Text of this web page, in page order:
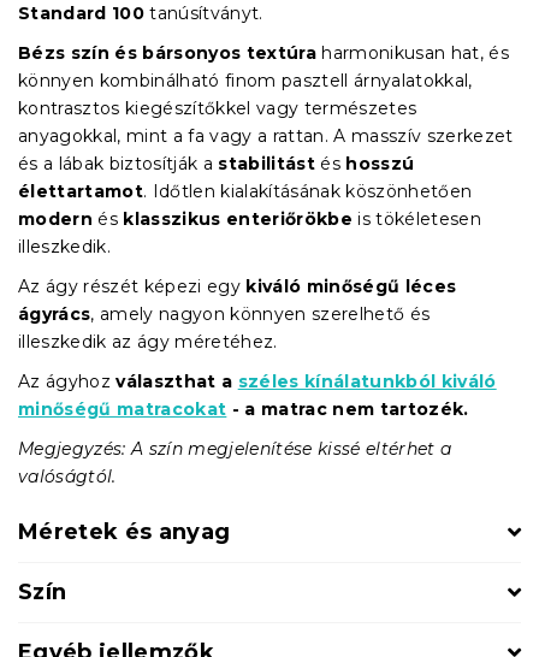
Standard 100 tanúsítványt.
Bézs szín és bársonyos textúra harmonikusan hat, és
könnyen kombinálható finom pasztell árnyalatokkal,
kontrasztos kiegészítőkkel vagy természetes
anyagokkal, mint a fa vagy a rattan. A masszív szerkezet
és a lábak biztosítják a stabilitást és hosszú
élettartamot. Időtlen kialakításának köszönhetően
modern és klasszikus enteriőrökbe is tökéletesen
illeszkedik.
Az ágy részét képezi egy kiváló minőségű léces
ágyrács, amely nagyon könnyen szerelhető és
illeszkedik az ágy méretéhez.
Az ágyhoz választhat a széles kínálatunkból kiváló
minőségű matracokat - a matrac nem tartozék.
Megjegyzés: A szín megjelenítése kissé eltérhet a
valóságtól.
Méretek és anyag
Szín